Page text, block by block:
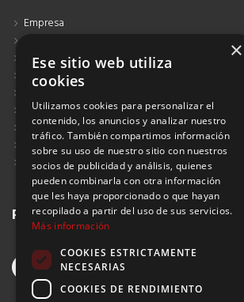
Empresa
Blog
Aviso Legal
Política de Privacidad
Política de Cookies
Política de Privacidad Redes Sociales
Suscribirse al Newsletter
Redes sociales
×
Ese sitio web utiliza
cookies
Utilizamos cookies para personalizar el
contenido, los anuncios y analizar nuestro
tráfico. También compartimos información
sobre su uso de nuestro sitio con nuestros
socios de publicidad y análisis, quienes
pueden combinarla con otra información
que les haya proporcionado o que hayan
recopilado a partir del uso de sus servicios.
Más información
COOKIES ESTRICTAMENTE
NECESARIAS
COOKIES DE RENDIMIENTO